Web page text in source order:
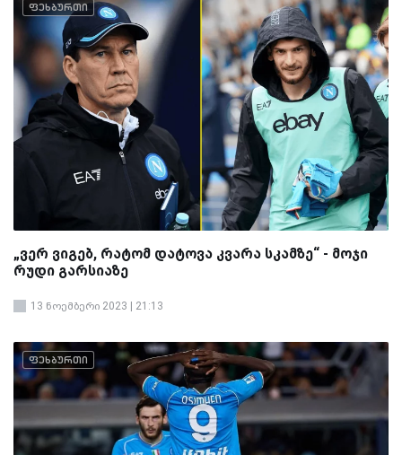
ფეხბურთი
„ვერ ვიგებ, რატომ დატოვა კვარა სკამზე“ - მოჯი
რუდი გარსიაზე
13 ნოემბერი 2023 | 21:13
ფეხბურთი